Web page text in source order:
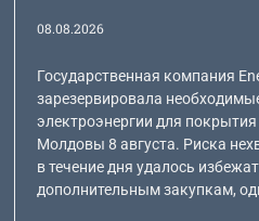
08.08.2026
Государственная компания
зарезервировала
электроэнергии для покрытия
Молдовы 8 августа. Риска
в течение дня удалось
дополнительным закупкам,